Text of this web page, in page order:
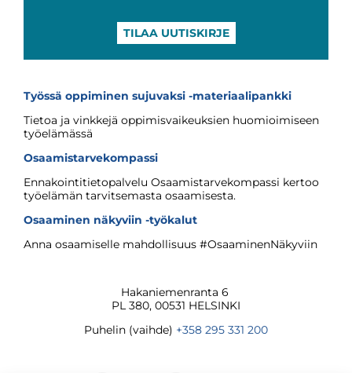
TILAA UUTISKIRJE
Työssä oppiminen sujuvaksi -materiaalipankki
Tietoa ja vinkkejä oppimisvaikeuksien huomioimiseen
työelämässä
Osaamistarvekompassi
Ennakointitietopalvelu Osaamistarvekompassi kertoo
työelämän tarvitsemasta osaamisesta.
Osaaminen näkyviin -työkalut
Anna osaamiselle mahdollisuus #OsaaminenNäkyviin
Hakaniemenranta 6
PL 380, 00531 HELSINKI
Puhelin (vaihde) +358 295 331 200